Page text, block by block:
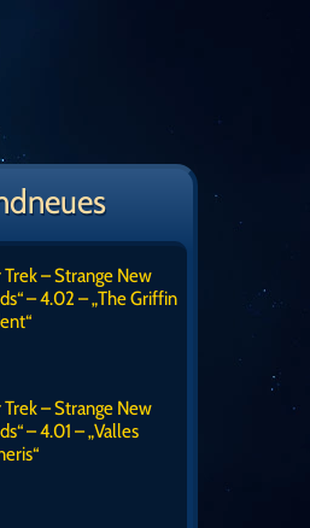
Trek – Strange New
– 4.02 – „The Griffin
Trek – Strange New
– 4.01 – „Valles